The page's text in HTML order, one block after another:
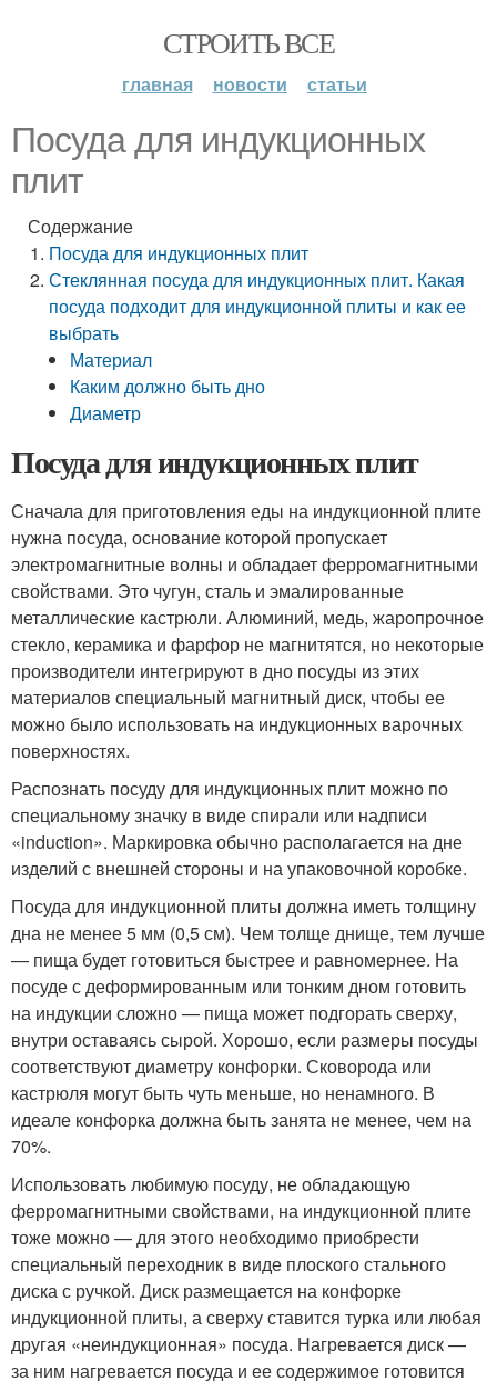
СТРОИТЬ ВСЕ
главная новости статьи
Посуда для индукционных
плит
Содержание
Посуда для индукционных плит
Стеклянная посуда для индукционных плит. Какая
посуда подходит для индукционной плиты и как ее
выбрать
Материал
Каким должно быть дно
Диаметр
Посуда для индукционных плит
Сначала для приготовления еды на индукционной плите
нужна посуда, основание которой пропускает
электромагнитные волны и обладает ферромагнитными
свойствами. Это чугун, сталь и эмалированные
металлические кастрюли. Алюминий, медь, жаропрочное
стекло, керамика и фарфор не магнитятся, но некоторые
производители интегрируют в дно посуды из этих
материалов специальный магнитный диск, чтобы ее
можно было использовать на индукционных варочных
поверхностях.
Распознать посуду для индукционных плит можно по
специальному значку в виде спирали или надписи
«induction». Маркировка обычно располагается на дне
изделий с внешней стороны и на упаковочной коробке.
Посуда для индукционной плиты должна иметь толщину
дна не менее 5 мм (0,5 см). Чем толще днище, тем лучше
— пища будет готовиться быстрее и равномернее. На
посуде с деформированным или тонким дном готовить
на индукции сложно — пища может подгорать сверху,
внутри оставаясь сырой. Хорошо, если размеры посуды
соответствуют диаметру конфорки. Сковорода или
кастрюля могут быть чуть меньше, но ненамного. В
идеале конфорка должна быть занята не менее, чем на
70%.
Использовать любимую посуду, не обладающую
ферромагнитными свойствами, на индукционной плите
тоже можно — для этого необходимо приобрести
специальный переходник в виде плоского стального
диска с ручкой. Диск размещается на конфорке
индукционной плиты, а сверху ставится турка или любая
другая «неиндукционная» посуда. Нагревается диск —
за ним нагревается посуда и ее содержимое готовится